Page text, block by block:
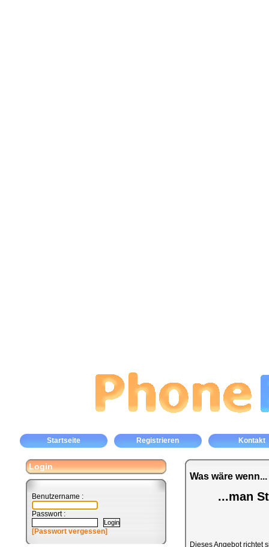
Startseite Registrieren Kontakt
Login
Benutzername :
Passwort :
[Passwort vergessen]
Was wäre wenn...
...man
Dieses Angebot richtet